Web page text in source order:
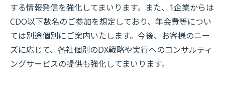
する情報発信を強化してまいります。また、1企業からは
CDO以下数名のご参加を想定しており、年会費等につい
ては別途個別にご案内いたします。今後、お客様のニー
ズに応じて、各社個別のDX戦略や実行へのコンサルティ
ングサービスの提供も強化してまいります。